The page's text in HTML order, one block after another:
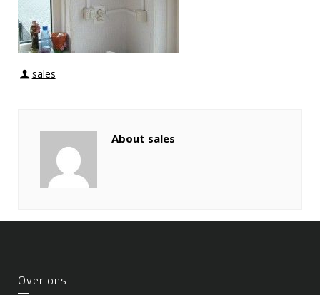
sales
About sales
Over ons